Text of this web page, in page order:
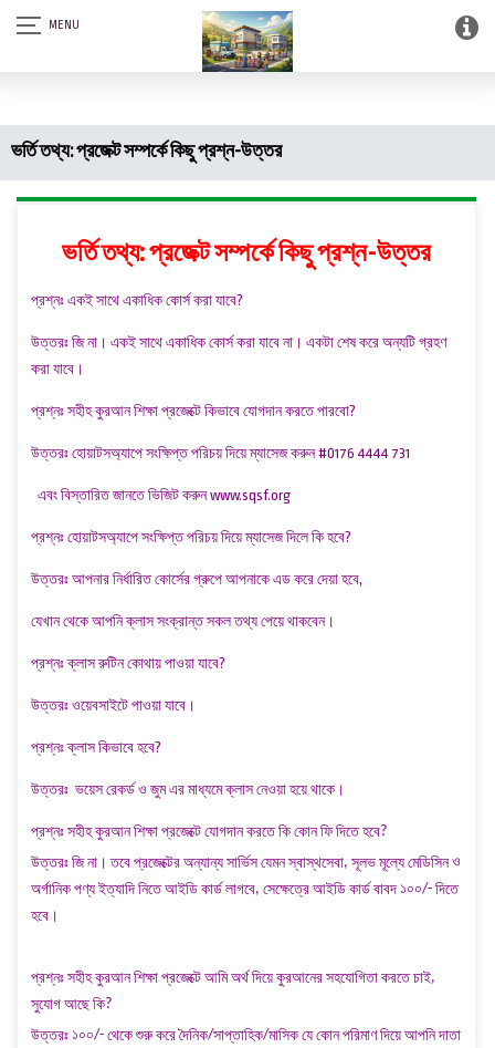
আস-সালামু আলাইকুম। SQSF-কাউন্সেলিং সেন্টার এন্ড স্মার্ট লাইব্রেরী (আত্নশুদ্ধির
সফটওয়্যার)।
ভর্তি তথ্য: প্রজেক্ট সম্পর্কে কিছু প্রশ্ন-উত্তর
ভর্তি তথ্য: প্রজেক্ট সম্পর্কে কিছু প্রশ্ন-উত্তর
প্রশ্নঃ একই সাথে একাধিক কোর্স করা যাবে?
উত্তরঃ জি না। একই সাথে একাধিক কোর্স করা যাবে না। একটা শেষ করে অন্যটি গ্রহণ
করা যাবে।
প্রশ্নঃ সহীহ কুরআন শিক্ষা প্রজেক্টে কিভাবে যোগদান করতে পারবো?
উত্তরঃ হোয়াটসঅ্যাপে সংক্ষিপ্ত পরিচয় দিয়ে ম্যাসেজ করুন #0176 4444 731
এবং বিস্তারিত জানতে ভিজিট করুন www.sqsf.org
প্রশ্নঃ হোয়াটসঅ্যাপে সংক্ষিপ্ত পরিচয় দিয়ে ম্যাসেজ দিলে কি হবে?
উত্তরঃ আপনার নির্ধারিত কোর্সের গ্রুপে আপনাকে এড করে দেয়া হবে,
যেখান থেকে আপনি ক্লাস সংক্রান্ত সকল তথ্য পেয়ে থাকবেন।
প্রশ্নঃ ক্লাস রুটিন কোথায় পাওয়া যাবে?
উত্তরঃ ওয়েবসাইটে পাওয়া যাবে।
প্রশ্নঃ ক্লাস কিভাবে হবে?
উত্তরঃ ভয়েস রেকর্ড ও জুম এর মাধ্যমে ক্লাস নেওয়া হয়ে থাকে।
প্রশ্নঃ সহীহ কুরআন শিক্ষা প্রজেক্টে যোগদান করতে কি কোন ফি দিতে হবে?
উত্তরঃ জি না। তবে প্রজেক্টের অন্যান্য সার্ভিস যেমন স্বাস্থসেবা, সূলভ মূল্যে মেডিসিনও
অর্গানিক পণ্য ইত্যাদি নিতে আইডি কার্ড লাগবে, সেক্ষেত্রে আইডি কার্ড বাবদ ১০০/- দিতে
হবে।
প্রশ্নঃ সহীহ কুরআন শিক্ষা প্রজেক্টে আমি অর্থ দিয়ে কুরআনের সহযোগিতা করতে চাই,
সুযোগ আছে কি?
উত্তরঃ ১০০/- থেকে শুরু করে দৈনিক/সাপ্তাহিক/মাসিক যে কোন পরিমাণ দিয়ে আপনি দাতা